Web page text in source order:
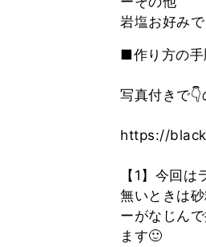
■作り方の手
写真付きで
https://
【1】今回
無いときは
ーがなじん
ます🙂